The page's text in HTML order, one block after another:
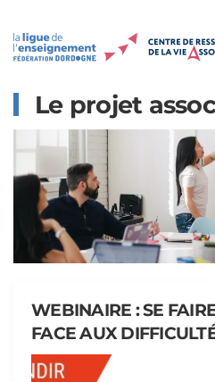
Accéder au contenu
Le projet
WEBINAIRE : SE
FACE AUX